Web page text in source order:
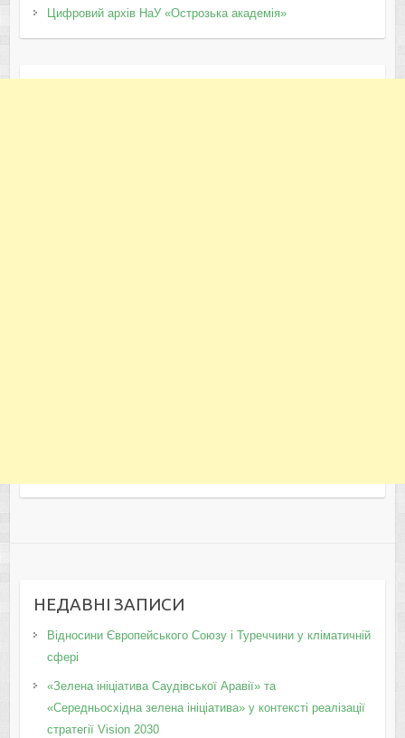
Цифровий архів НаУ «Острозька академія»
НЕДАВНІ ЗАПИСИ
Відносини Європейського Союзу і Туреччини у кліматичній
сфері
«Зелена ініціатива Саудівської Аравії» та
«Середньосхідна зелена ініціатива» у контексті реалізації
стратегії Vision 2030